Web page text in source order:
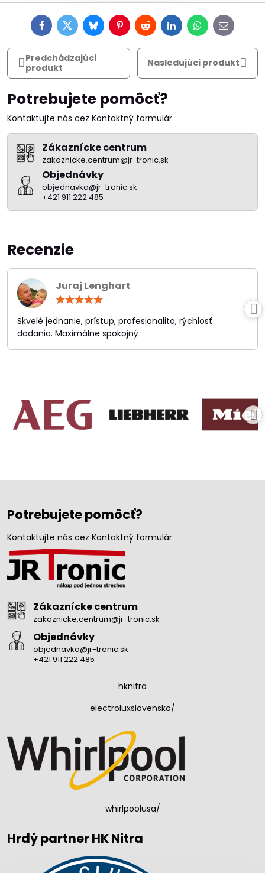
FacebookTwitterBlueskyPinterestRedditLinkedInWhatsApp
E-
mail
Predchádzajúci
produkt
Nasledujúci produkt
Potrebujete pomôcť?
Kontaktujte nás cez Kontaktný formulár
Zákaznícke centrum
zakaznicke.centrum@jr-tronic.sk
Objednávky
objednavka@jr-tronic.sk
+421 911 222 485
Recenzie
Juraj Lenghart
/
5
Skvelé jednanie, prístup, profesionalita, rýchlosť
dodania. Maximálne spokojný
Potrebujete pomôcť?
Kontaktujte nás cez Kontaktný formulár
Zákaznícke centrum
zakaznicke.centrum@jr-tronic.sk
Objednávky
objednavka@jr-tronic.sk
+421 911 222 485
hknitra
electroluxslovensko/
whirlpoolusa/
Hrdý partner HK Nitra